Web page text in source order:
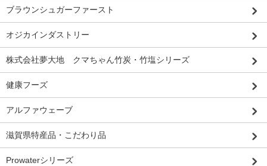
ブラウンシュガーファースト
オジカインダストリー
株式会社夢大地 クマちゃん竹炭・竹塩シリーズ
健康フーズ
アルファウェーブ
滋賀県特産品・こだわり品
Prowaterシリーズ